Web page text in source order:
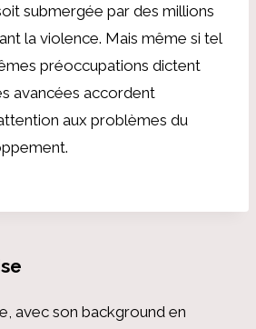
submergée par des millions
la violence. Mais même si tel
préoccupations dictent
avancées accordent
aux problèmes du
avec son background en